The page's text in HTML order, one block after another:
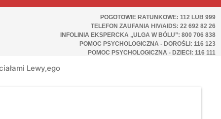
POGOTOWIE RATUNKOWE: 112 LUB 999
TELEFON ZAUFANIA HIV/AIDS: 22 692 82 26
INFOLINIA EKSPERCKA „ULGA W BÓLU”: 800 706 838
POMOC PSYCHOLOGICZNA - DOROŚLI: 116 123
POMOC PSYCHOLOGICZNA - DZIECI: 116 111
Lewy,ego